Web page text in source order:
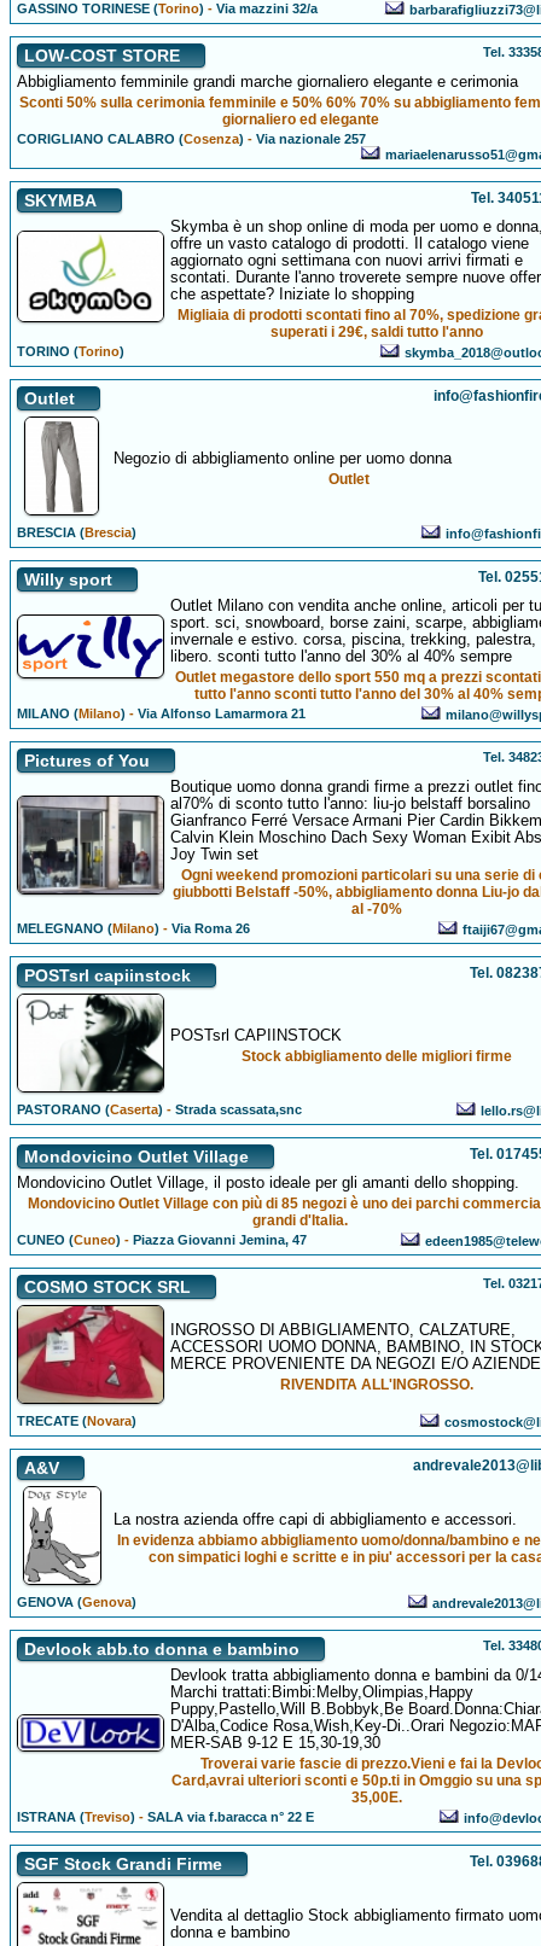
GASSINO TORINESE (Torino) -Via mazzini 32/a
LOW-COST STORE Tel.
Abbigliamento femminile grandi marche giornaliero elegante e cerimonia
Sconti 50% sulla cerimonia femminile e 50% 60% 70% su abbigliamento
giornaliero ed elegante
CORIGLIANO CALABRO (Cosenza) -Via nazionale 257
SKYMBA Tel.
Skymba è un shop online di moda per uomo e
offre un vasto catalogo di prodotti. Il catalogo viene
aggiornato ogni settimana con nuovi arrivi firmati e
scontati. Durante l'anno troverete sempre nuove
che aspettate? Iniziate lo shopping
Migliaia di prodotti scontati fino al 70%, spedizione
superati i 29€, saldi tutto l'anno
TORINO (Torino)
Outlet
Negozio di abbigliamento online per uomo donna
Outlet
BRESCIA (Brescia)
Willy sport Tel.
Outlet Milano con vendita anche online, articoli per
sport. sci, snowboard, borse zaini, scarpe,
invernale e estivo. corsa, piscina, trekking, palestra,
libero. sconti tutto l'anno del 30% al 40% sempre
Outlet megastore dello sport 550 mq a prezzi
tutto l'anno sconti tutto l'anno del 30% al 40%
MILANO (Milano) -Via Alfonso Lamarmora 21
Pictures of You Tel.
Boutique uomo donna grandi firme a prezzi outlet
al70% di sconto tutto l'anno: liu-jo belstaff borsalino
Gianfranco Ferré Versace Armani Pier Cardin
Calvin Klein Moschino Dach Sexy Woman Exibit
Joy Twin set
Ogni weekend promozioni particolari su una serie di
giubbotti Belstaff -50%, abbigliamento donna Liu-jo
al -70%
MELEGNANO (Milano) -Via Roma 26
POSTsrl capiinstock Tel.
POSTsrl CAPIINSTOCK
Stock abbigliamento delle migliori firme
PASTORANO (Caserta) -Strada scassata,snc
Mondovicino Outlet Village Tel.
Mondovicino Outlet Village, il posto ideale per gli amanti dello shopping.
Mondovicino Outlet Village con più di 85 negozi è uno dei parchi
grandi d'Italia.
CUNEO (Cuneo) -Piazza Giovanni Jemina, 47
COSMO STOCK SRL Tel.
INGROSSO DI ABBIGLIAMENTO, CALZATURE,
ACCESSORI UOMO DONNA, BAMBINO, IN
MERCE PROVENIENTE DA NEGOZI E/O
RIVENDITA ALL'INGROSSO.
TRECATE (Novara)
A&V
La nostra azienda offre capi di abbigliamento e accessori.
In evidenza abbiamo abbigliamento uomo/donna/bambino e
con simpatici loghi e scritte e in piu' accessori per la
GENOVA (Genova)
Devlook abb.to donna e bambino Tel.
Devlook tratta abbigliamento donna e bambini da 0/
Marchi trattati:Bimbi:Melby,Olimpias,Happy
Puppy,Pastello,Will B.Bobbyk,Be
D'Alba,Codice Rosa,Wish,Key-Di..Orari
MER-SAB 9-12 E 15,30-19,30
Troverai varie fascie di prezzo.Vieni e fai la
Card,avrai ulteriori sconti e 50p.ti in Omggio su una
35,00E.
ISTRANA (Treviso) -SALA via f.baracca n° 22 E
SGF Stock Grandi Firme Tel.
Vendita al dettaglio Stock abbigliamento firmato
donna e bambino